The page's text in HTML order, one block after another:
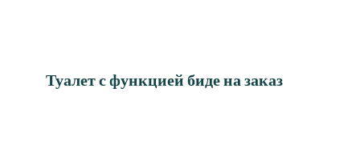
Туалет с функцией биде на заказ